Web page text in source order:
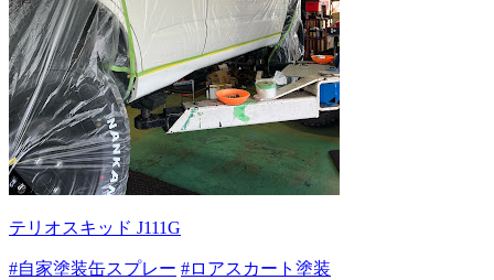
テリオスキッド J111G
#自家塗装缶スプレー #ロアスカート塗装